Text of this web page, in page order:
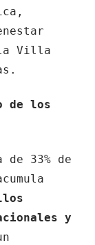
la Villa
de los
33% de
y